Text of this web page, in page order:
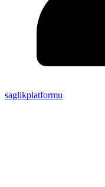
saglikplatformu